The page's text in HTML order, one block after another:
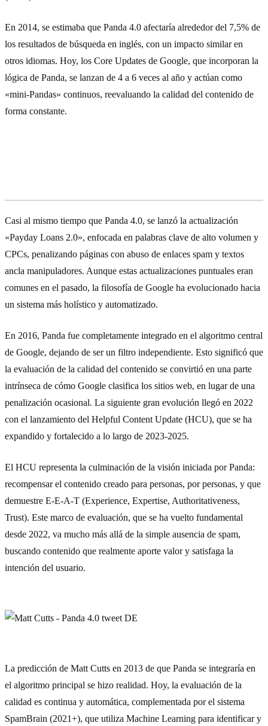
En 2014, se estimaba que Panda 4.0 afectaría alrededor del 7,5% de
los resultados de búsqueda en inglés, con un impacto similar en
otros idiomas. Hoy, los Core Updates de Google, que incorporan la
lógica de Panda, se lanzan de 4 a 6 veces al año y actúan como
«mini-Pandas» continuos, reevaluando la calidad del contenido de
forma constante.
Casi al mismo tiempo que Panda 4.0, se lanzó la actualización
«Payday Loans 2.0», enfocada en palabras clave de alto volumen y
CPCs, penalizando páginas con abuso de enlaces spam y textos
ancla manipuladores. Aunque estas actualizaciones puntuales eran
comunes en el pasado, la filosofía de Google ha evolucionado hacia
un sistema más holístico y automatizado.
En 2016, Panda fue completamente integrado en el algoritmo central
de Google, dejando de ser un filtro independiente. Esto significó que
la evaluación de la calidad del contenido se convirtió en una parte
intrínseca de cómo Google clasifica los sitios web, en lugar de una
penalización ocasional. La siguiente gran evolución llegó en 2022
con el lanzamiento del Helpful Content Update (HCU), que se ha
expandido y fortalecido a lo largo de 2023-2025.
El HCU representa la culminación de la visión iniciada por Panda:
recompensar el contenido creado para personas, por personas, y que
demuestre E-E-A-T (Experience, Expertise, Authoritativeness,
Trust). Este marco de evaluación, que se ha vuelto fundamental
desde 2022, va mucho más allá de la simple ausencia de spam,
buscando contenido que realmente aporte valor y satisfaga la
intención del usuario.
La predicción de Matt Cutts en 2013 de que Panda se integraría en
el algoritmo principal se hizo realidad. Hoy, la evaluación de la
calidad es continua y automática, complementada por el sistema
SpamBrain (2021+), que utiliza Machine Learning para identificar y